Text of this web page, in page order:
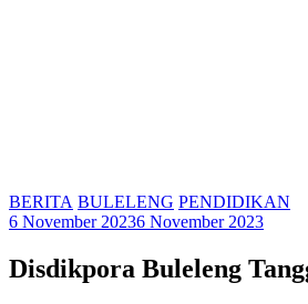
BERITA BULELENG PENDIDIKAN
6 November 20236 November 2023
Disdikpora Buleleng